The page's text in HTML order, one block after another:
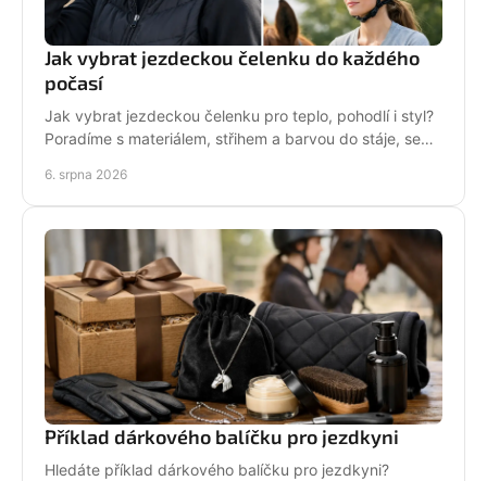
Jak vybrat jezdeckou čelenku do každého
počasí
Jak vybrat jezdeckou čelenku pro teplo, pohodlí i styl?
Poradíme s materiálem, střihem a barvou do stáje, sedla
6. srpna 2026
Příklad dárkového balíčku pro jezdkyni
Hledáte příklad dárkového balíčku pro jezdkyni?